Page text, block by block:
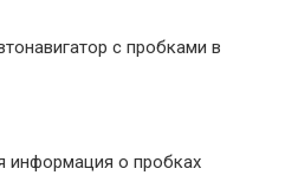
с пробками в
информация о пробках